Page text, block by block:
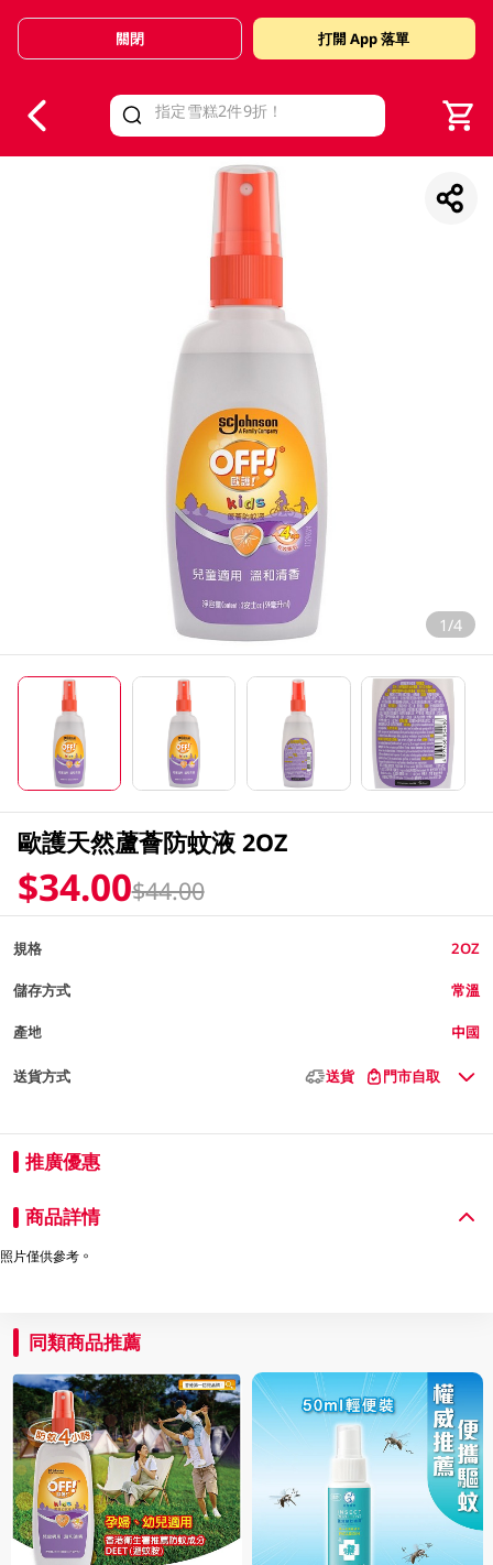
Valid Until 30 June 2026
關閉 打開 App 落單
1/4
歐護天然蘆薈防蚊液 2OZ
$34.00$44.00
規格 2OZ
儲存方式 常溫
產地 中國
送貨方式 送貨 門市自取
推廣優惠
商品詳情
照片僅供參考。
同類商品推薦